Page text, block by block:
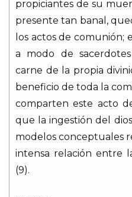
propiciantes de su
presente tan banal,
los actos de comunión;
a modo de
carne de la propia
beneficio de toda la
comparten este acto
que la ingestión del
modelos conceptuales
intensa relación entre
(9).